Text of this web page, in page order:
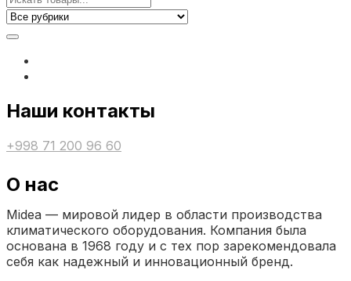
Наши контакты
+998 71 200 96 60
О нас
Midea — мировой лидер в области производства
климатического оборудования. Компания была
основана в 1968 году и с тех пор зарекомендовала
себя как надежный и инновационный бренд.